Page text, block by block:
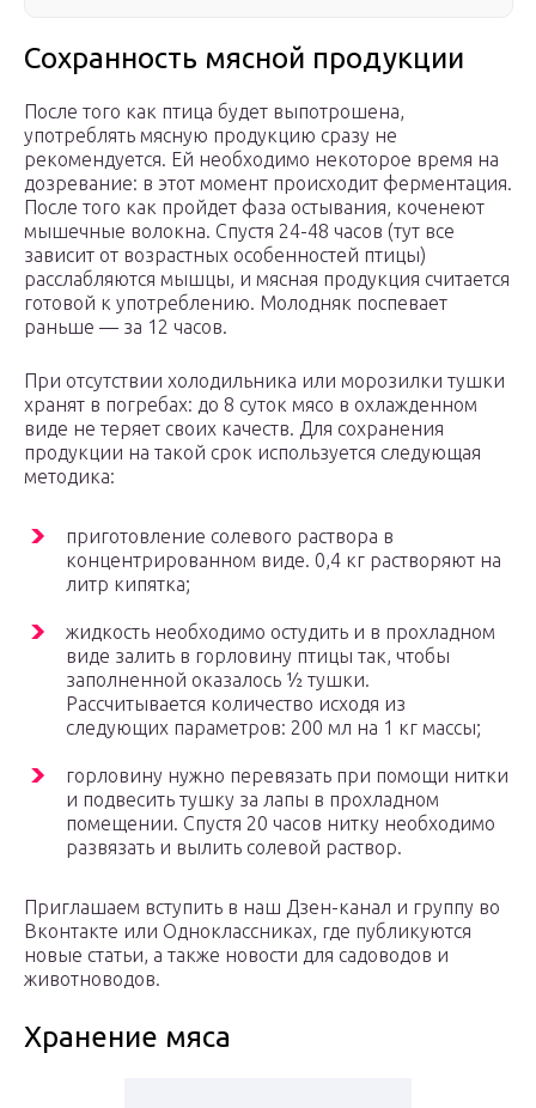
Сохранность мясной продукции
После того как птица будет выпотрошена,
употреблять мясную продукцию сразу не
рекомендуется. Ей необходимо некоторое время на
дозревание: в этот момент происходит ферментация.
После того как пройдет фаза остывания, коченеют
мышечные волокна. Спустя 24-48 часов (тут все
зависит от возрастных особенностей птицы)
расслабляются мышцы, и мясная продукция считается
готовой к употреблению. Молодняк поспевает
раньше — за 12 часов.
При отсутствии холодильника или морозилки тушки
хранят в погребах: до 8 суток мясо в охлажденном
виде не теряет своих качеств. Для сохранения
продукции на такой срок используется следующая
методика:
приготовление солевого раствора в
концентрированном виде. 0,4 кг растворяют на
литр кипятка;
жидкость необходимо остудить и в прохладном
виде залить в горловину птицы так, чтобы
заполненной оказалось ½ тушки.
Рассчитывается количество исходя из
следующих параметров: 200 мл на 1 кг массы;
горловину нужно перевязать при помощи нитки
и подвесить тушку за лапы в прохладном
помещении. Спустя 20 часов нитку необходимо
развязать и вылить солевой раствор.
Приглашаем вступить в наш Дзен-канал и группу во
Вконтакте или Одноклассниках, где публикуются
новые статьи, а также новости для садоводов и
животноводов.
Хранение мяса